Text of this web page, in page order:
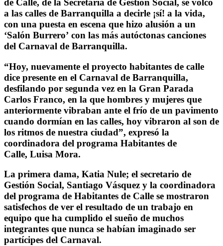
de Calle, de la Secretaría de Gestión Social, se volcó
a las calles de Barranquilla a decirle ¡sí! a la vida,
con una puesta en escena que hizo alusión a un
‘Salón Burrero’ con las más autóctonas canciones
del Carnaval de Barranquilla.
“Hoy, nuevamente el proyecto habitantes de calle
dice presente en el Carnaval de Barranquilla,
desfilando por segunda vez en la Gran Parada
Carlos Franco, en la que hombres y mujeres que
anteriormente vibraban ante el frío de un pavimento
cuando dormían en las calles, hoy vibraron al son de
los ritmos de nuestra ciudad”, expresó la
coordinadora del programa Habitantes de
Calle, Luisa Mora.
La primera dama, Katia Nule; el secretario de
Gestión Social, Santiago Vásquez y la coordinadora
del programa de Habitantes de Calle se mostraron
satisfechos de ver el resultado de un trabajo en
equipo que ha cumplido el sueño de muchos
integrantes que nunca se habían imaginado ser
partícipes del Carnaval.